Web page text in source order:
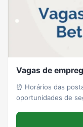
Vagas de
⏰ Horários das
oportunidades de